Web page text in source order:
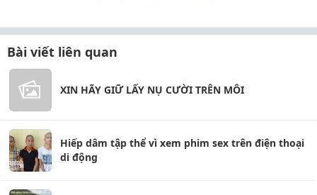
Bài viết liên quan
XIN HÃY GIỮ LẤY NỤ CƯỜI TRÊN MÔI
Hiếp dâm tập thể vì xem phim sex trên điện thoại
di động